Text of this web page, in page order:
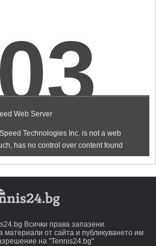
Всички права запазени.
материали от сайта и публикуването им
на "Tennis24.bg"